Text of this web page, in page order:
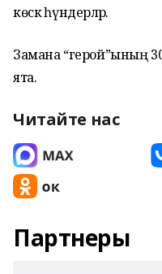
көскә һүндерәләр.
Замана “герой”ының
ята.
Читайте нас
Партнеры